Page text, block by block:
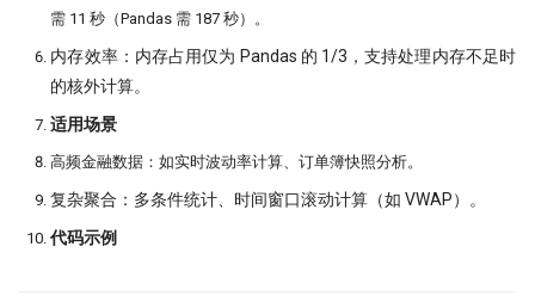
需 11 秒（Pandas 需 187 秒）。
​内存效率：内存占用仅为 Pandas 的 1/3，支持处理内存不足时
的核外计算。
​适用场景
​高频金融数据：如实时波动率计算、订单簿快照分析。
​复杂聚合：多条件统计、时间窗口滚动计算（如 VWAP）。
代码示例